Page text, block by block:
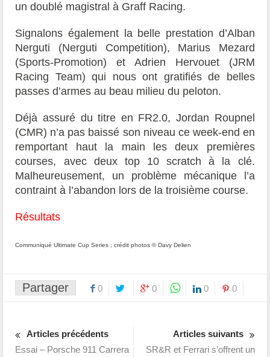
un doublé magistral à Graff Racing.
Signalons également la belle prestation d’Alban
Nerguti (Nerguti Competition), Marius Mezard
(Sports-Promotion) et Adrien Hervouet (JRM
Racing Team) qui nous ont gratifiés de belles
passes d’armes au beau milieu du peloton.
Déjà assuré du titre en FR2.0, Jordan Roupnel
(CMR) n’a pas baissé son niveau ce week-end en
remportant haut la main les deux premières
courses, avec deux top 10 scratch à la clé.
Malheureusement, un problème mécanique l’a
contraint à l’abandon lors de la troisième course.
Résultats
Communiqué Ultimate Cup Series ; crédit photos © Davy Delien
Partager 0 0 0 0
Articles précédents
Essai – Porsche 911 Carrera
Articles suivants
SR&R et Ferrari s’offrent un